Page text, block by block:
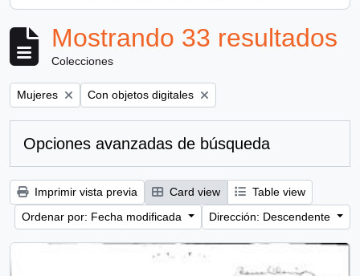
Mostrando 33 resultados
Colecciones
Remove filter:
Mujeres Remove filter:
Con objetos digitales
Opciones avanzadas de búsqueda
Imprimir vista previa Card view
Table view
Ordenar por: Fecha modificada
Dirección: Descendente